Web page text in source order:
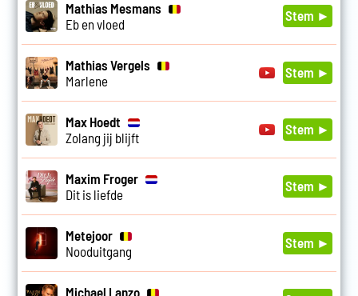
Mathias Mesmans
Eb en vloed
Stem ►
Mathias Vergels
Marlene
Stem ►
Max Hoedt
Zolang jij blijft
Stem ►
Maxim Froger
Dit is liefde
Stem ►
Metejoor
Nooduitgang
Stem ►
Michael Lanzo